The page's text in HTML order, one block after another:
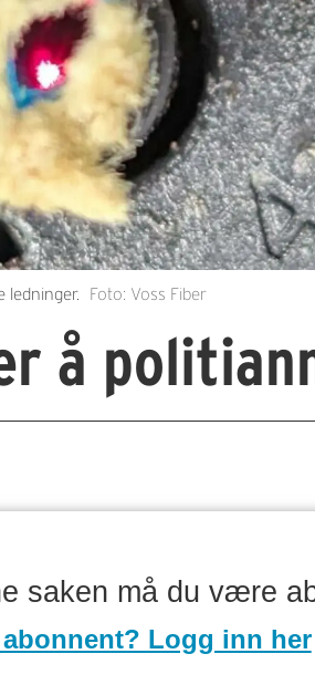
ledninger. Foto: Voss Fiber
å
saken må du være
Logg inn her